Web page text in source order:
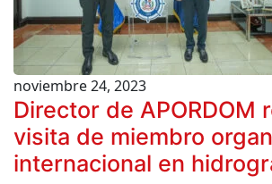
noviembre 24, 2023
Director de APORDOM
visita de miembro
internacional en